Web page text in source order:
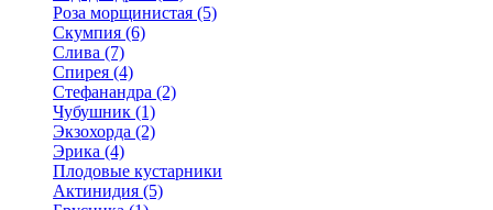
Роза морщинистая (5)
Скумпия (6)
Слива (7)
Спирея (4)
Стефанандра (2)
Чубушник (1)
Экзохорда (2)
Эрика (4)
Плодовые кустарники
Актинидия (5)